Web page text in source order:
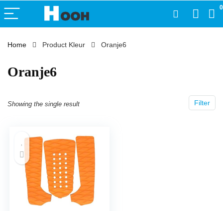
0
Home Product Kleur ‎Oranje6
‎Oranje6
Filter
Showing the single result